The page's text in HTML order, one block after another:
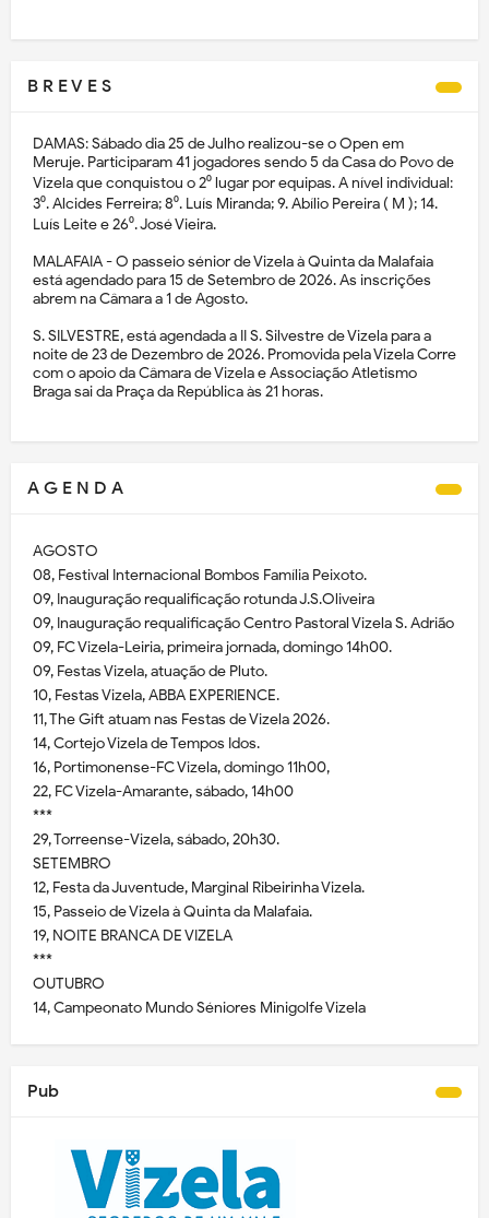
B R E V E S
DAMAS: Sábado dia 25 de Julho realizou-se o Open em
Meruje. Participaram 41 jogadores sendo 5 da Casa do Povo de
Vizela que conquistou o 2⁰ lugar por equipas. A nível individual:
3⁰. Alcides Ferreira; 8⁰. Luís Miranda; 9. Abílio Pereira ( M ); 14.
Luís Leite e 26⁰. José Vieira.
MALAFAIA - O passeio sénior de Vizela à Quinta da Malafaia
está agendado para 15 de Setembro de 2026. As inscrições
abrem na Câmara a 1 de Agosto.
S. SILVESTRE, está agendada a II S. Silvestre de Vizela para a
noite de 23 de Dezembro de 2026. Promovida pela Vizela Corre
com o apoio da Câmara de Vizela e Associação Atletismo
Braga sai da Praça da República às 21 horas.
A G E N D A
AGOSTO
08, Festival Internacional Bombos Família Peixoto.
09, Inauguração requalificação rotunda J.S.Oliveira
09, Inauguração requalificação Centro Pastoral Vizela S. Adrião
09, FC Vizela-Leiria, primeira jornada, domingo 14h00.
09, Festas Vizela, atuação de Pluto.
10, Festas Vizela, ABBA EXPERIENCE.
11, The Gift atuam nas Festas de Vizela 2026.
14, Cortejo Vizela de Tempos Idos.
16, Portimonense-FC Vizela, domingo 11h00,
22, FC Vizela-Amarante, sábado, 14h00
***
29, Torreense-Vizela, sábado, 20h30.
SETEMBRO
12, Festa da Juventude, Marginal Ribeirinha Vizela.
15, Passeio de Vizela à Quinta da Malafaia.
19, NOITE BRANCA DE VIZELA
***
OUTUBRO
14, Campeonato Mundo Séniores Minigolfe Vizela
Pub